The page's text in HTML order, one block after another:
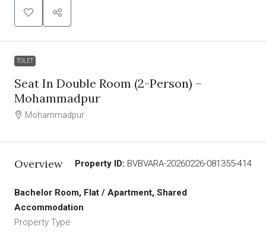
TOLET
Seat In Double Room (2-Person) –
Mohammadpur
Mohammadpur
Overview Property ID: BVBVARA-20260226-081355-414
Bachelor Room, Flat / Apartment, Shared
Accommodation
Property Type